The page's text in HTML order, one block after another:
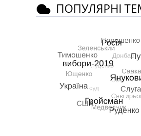
ПОПУЛЯРНІ